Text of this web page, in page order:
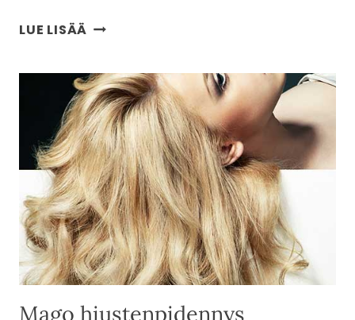
LUE LISÄÄ PARTURI-
Mago hiustenpidennys